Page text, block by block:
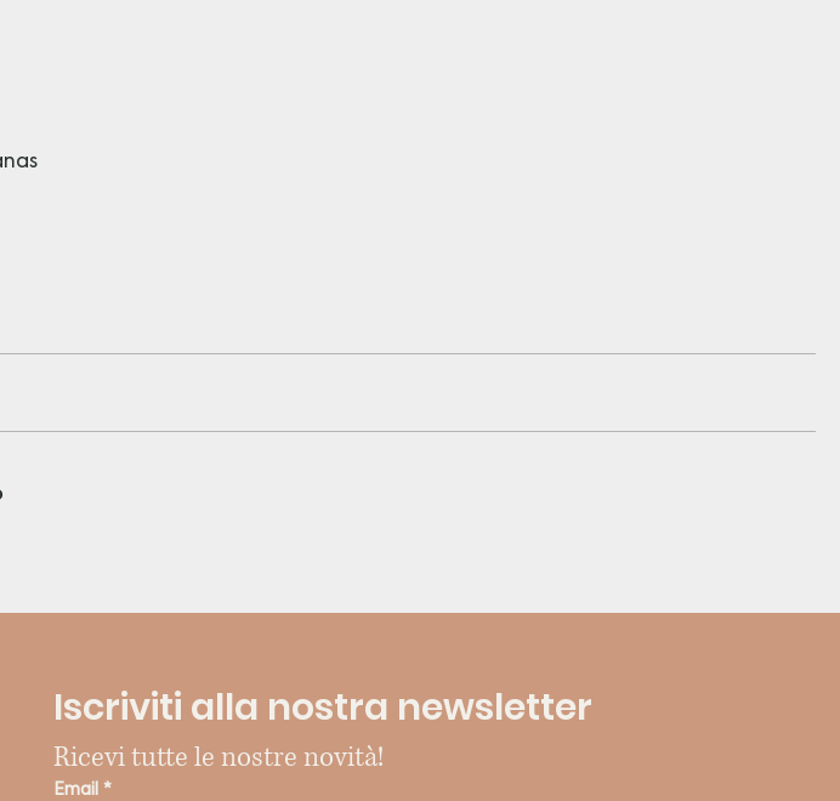
Iscriviti alla nostra newsletter
Ricevi tutte le nostre novità!
Email *